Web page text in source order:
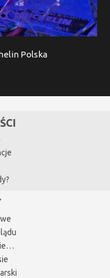
Polska